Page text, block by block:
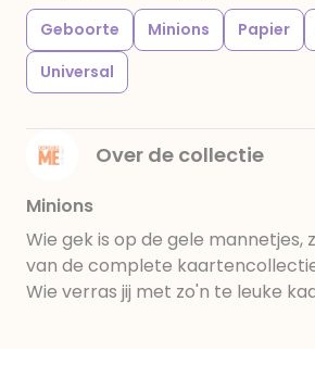
Geboorte Minions Papier
Universal
Over de collectie
Minions
Wie gek is op de gele mannetjes,
van de complete
Wie verras jij met zo'n te leuke